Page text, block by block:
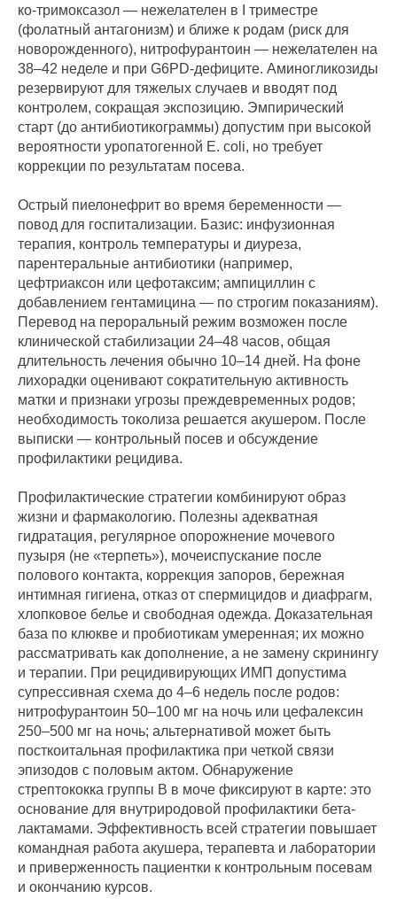
ко-тримоксазол — нежелателен в I триместре
(фолатный антагонизм) и ближе к родам (риск для
новорожденного), нитрофурантоин — нежелателен на
38–42 неделе и при G6PD-дефиците. Аминогликозиды
резервируют для тяжелых случаев и вводят под
контролем, сокращая экспозицию. Эмпирический
старт (до антибиотикограммы) допустим при высокой
вероятности уропатогенной E. coli, но требует
коррекции по результатам посева.
Острый пиелонефрит во время беременности —
повод для госпитализации. Базис: инфузионная
терапия, контроль температуры и диуреза,
парентеральные антибиотики (например,
цефтриаксон или цефотаксим; ампициллин с
добавлением гентамицина — по строгим показаниям).
Перевод на пероральный режим возможен после
клинической стабилизации 24–48 часов, общая
длительность лечения обычно 10–14 дней. На фоне
лихорадки оценивают сократительную активность
матки и признаки угрозы преждевременных родов;
необходимость токолиза решается акушером. После
выписки — контрольный посев и обсуждение
профилактики рецидива.
Профилактические стратегии комбинируют образ
жизни и фармакологию. Полезны адекватная
гидратация, регулярное опорожнение мочевого
пузыря (не «терпеть»), мочеиспускание после
полового контакта, коррекция запоров, бережная
интимная гигиена, отказ от спермицидов и диафрагм,
хлопковое белье и свободная одежда. Доказательная
база по клюкве и пробиотикам умеренная; их можно
рассматривать как дополнение, а не замену скринингу
и терапии. При рецидивирующих ИМП допустима
супрессивная схема до 4–6 недель после родов:
нитрофурантоин 50–100 мг на ночь или цефалексин
250–500 мг на ночь; альтернативой может быть
посткоитальная профилактика при четкой связи
эпизодов с половым актом. Обнаружение
стрептококка группы B в моче фиксируют в карте: это
основание для внутриродовой профилактики бета-
лактамами. Эффективность всей стратегии повышает
командная работа акушера, терапевта и лаборатории
и приверженность пациентки к контрольным посевам
и окончанию курсов.